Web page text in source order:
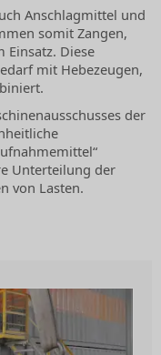
Anschlagmittel und
somit Zangen,
Einsatz. Diese
mit Hebezeugen,
der
Unterteilung der
von Lasten.